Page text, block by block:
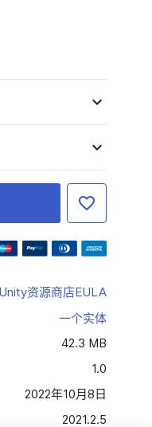
资源商店EULA
一个实体
42.3 MB
1.0
2022年10月8日
2021.2.5